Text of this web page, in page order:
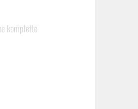
komplette